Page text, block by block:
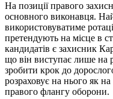
На позиції правого
основного виконавця.
використовуватиме
претендують на місце в
кандидатів є захисник
що він виступає лише на
зробити крок до
розраховує на нього як
правого флангу оборони.